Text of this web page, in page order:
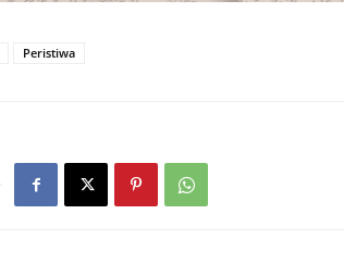
Peristiwa